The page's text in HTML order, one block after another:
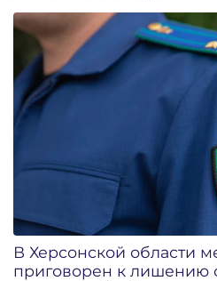
В Херсонской области
приговорен к лишению